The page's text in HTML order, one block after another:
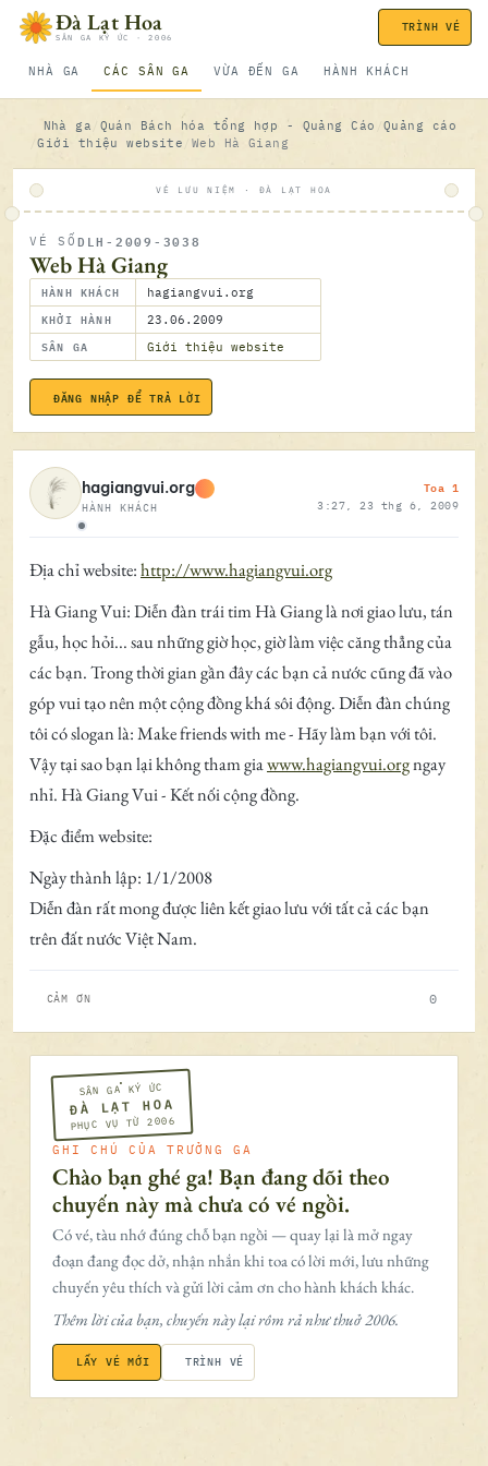
Bỏ qua nội dungĐà Lạt Hoa
SÂN GA KÝ ỨC · 2006
NHÀ GA CÁC SÂN GA VỪA ĐẾN GA HÀNH KHÁCH
TRÌNH VÉ
Nhà ga Quán Bách hóa tổng hợp - Quảng Cáo
Quảng cáo
Giới thiệu website
Web Hà Giang
VÉ LƯU NIỆM · ĐÀ LẠT HOA
VÉ SỐ DLH-2009-3038
Web Hà Giang
HÀNH KHÁCH hagiangvui.org
KHỞI HÀNH 23.06.2009
SÂN GA Giới thiệu website
ĐĂNG NHẬP ĐỂ TRẢ LỜI
Ngoại tuyến
hagiangvui.org
HÀNH KHÁCH
Toa 1
3:27, 23 thg 6, 2009
Địa chỉ website:http://www.hagiangvui.org
Hà Giang Vui: Diễn đàn trái tim Hà Giang là nơi giao lưu, tán
gẫu, học hỏi... sau những giờ học, giờ làm việc căng thẳng của
các bạn. Trong thời gian gần đây các bạn cả nước cũng đã vào
góp vui tạo nên một cộng đồng khá sôi động. Diễn đàn chúng
tôi có slogan là: Make friends with me - Hãy làm bạn với tôi.
Vậy tại sao bạn lại không tham giawww.hagiangvui.orgngay
nhỉ. Hà Giang Vui - Kết nối cộng đồng.
Đặc điểm website:
Ngày thành lập: 1/1/2008
Diễn đàn rất mong được liên kết giao lưu với tất cả các bạn
trên đất nước Việt Nam.
CẢM ƠN 0
SÂN GA KÝ ỨC
ĐÀ LẠT HOA
PHỤC VỤ TỪ 2006
GHI CHÚ CỦA TRƯỞNG GA
Chào bạn ghé ga! Bạn đang dõi theo
chuyến này mà chưa có vé ngồi.
Có vé, tàu nhớ đúng chỗ bạn ngồi — quay lại là mở ngay
đoạn đang đọc dở, nhận nhắn khi toa có lời mới, lưu những
chuyến yêu thích và gửi lời cảm ơn cho hành khách khác.
Thêm lời của bạn, chuyến này lại rôm rả như thuở 2006.
LẤY VÉ MỚI TRÌNH VÉ